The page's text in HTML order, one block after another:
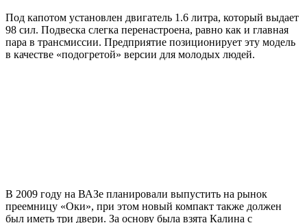
Под капотом установлен двигатель 1.6 литра, который выдает
98 сил. Подвеска слегка перенастроена, равно как и главная
пара в трансмиссии. Предприятие позиционирует эту модель
в качестве «подогретой» версии для молодых людей.
В 2009 году на ВАЗе планировали выпустить на рынок
преемницу «Оки», при этом новый компакт также должен
был иметь три двери. За основу была взята Калина с